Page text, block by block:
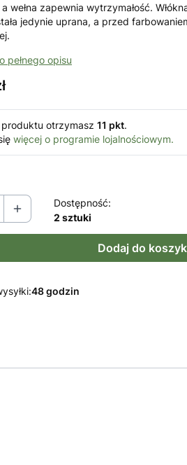
wełna zapewnia wytrzymałość.
jedynie uprana, a przed
pełnego opisu
otrzymasz 11 pkt.
więcej o programie lojalnościowym.
Dostępność:
2 sztuki
Dodaj do
48 godzin